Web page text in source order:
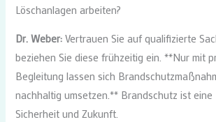
Löschanlagen arbeiten?
Dr. Weber: Vertrauen Sie auf qualifizierte
beziehen Sie diese frühzeitig ein. **Nur mit
Begleitung lassen sich
nachhaltig umsetzen.** Brandschutz ist eine
Sicherheit und Zukunft.